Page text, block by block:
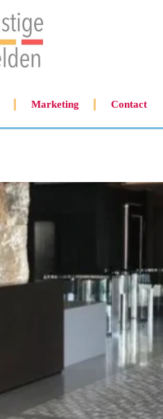
Marketing Contact